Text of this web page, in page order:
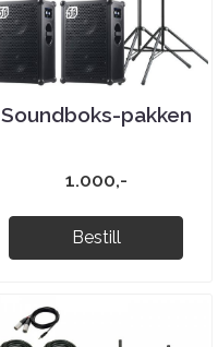
Soundboks-pakken
1.000,-
Bestill